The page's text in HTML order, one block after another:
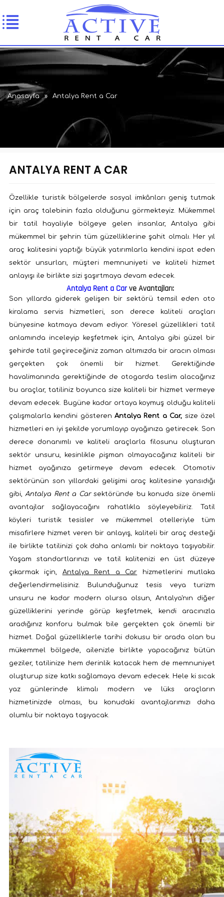
Anasayfa » Antalya Rent a Car
ANTALYA RENT A CAR
Özellikle turistik bölgelerde sosyal imkânları geniş tutmak
için araç talebinin fazla olduğunu görmekteyiz. Mükemmel
bir tatil hayaliyle bölgeye gelen insanlar, Antalya gibi
mükemmel bir şehrin tüm güzelliklerine şahit olmalı. Her yıl
araç kalitesini yaptığı büyük yatırımlarla kendini ispat eden
sektör unsurları, müşteri memnuniyeti ve kaliteli hizmet
anlayışı ile birlikte sizi şaşırtmaya devam edecek.
Antalya Rent a Carve Avantajları:
Son yıllarda giderek gelişen bir sektörü temsil eden oto
kiralama servis hizmetleri, son derece kaliteli araçları
bünyesine katmaya devam ediyor. Yöresel güzellikleri tatil
anlamında inceleyip keşfetmek için, Antalya gibi güzel bir
şehirde tatil geçireceğiniz zaman altımızda bir aracın olması
gerçekten çok önemli bir hizmet. Gerektiğinde
havalimanında gerektiğinde de otogarda teslim alacağınız
bu araçlar, tatiliniz boyunca size kaliteli bir hizmet vermeye
devam edecek. Bugüne kadar ortaya koymuş olduğu kaliteli
çalışmalarla kendini gösterenAntalya Rent a Car, size özel
hizmetleri en iyi şekilde yorumlayıp ayağınıza getirecek. Son
derece donanımlı ve kaliteli araçlarla filosunu oluşturan
sektör unsuru, kesinlikle pişman olmayacağınız kaliteli bir
hizmet ayağınıza getirmeye devam edecek. Otomotiv
sektörünün son yıllardaki gelişimi araç kalitesine yansıdığı
gibi,Antalya Rent a Carsektöründe bu konuda size önemli
avantajlar sağlayacağını rahatlıkla söyleyebiliriz. Tatil
köyleri turistik tesisler ve mükemmel otelleriyle tüm
misafirlere hizmet veren bir anlayış, kaliteli bir araç desteği
ile birlikte tatilinizi çok daha anlamlı bir noktaya taşıyabilir.
Yaşam standartlarınızı ve tatil kalitenizi en üst düzeye
çıkarmak için, Antalya Rent a Car hizmetlerini mutlaka
değerlendirmelisiniz. Bulunduğunuz tesis veya turizm
unsuru ne kadar modern olursa olsun, Antalya'nın diğer
güzelliklerini yerinde görüp keşfetmek, kendi aracınızla
aradığınız konforu bulmak bile gerçekten çok önemli bir
hizmet. Doğal güzelliklerle tarihi dokusu bir arada olan bu
mükemmel bölgede, ailenizle birlikte yapacağınız bütün
geziler, tatilinize hem derinlik katacak hem de memnuniyet
oluşturup size katkı sağlamaya devam edecek. Hele ki sıcak
yaz günlerinde klimalı modern ve lüks araçların
hizmetinizde olması, bu konudaki avantajlarımızı daha
olumlu bir noktaya taşıyacak.